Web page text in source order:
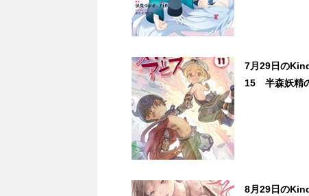
7月29日の
15 半森妖精
8月29日の